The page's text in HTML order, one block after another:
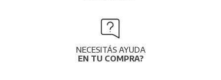
NECESITÁS AYUDA
EN TU COMPRA?